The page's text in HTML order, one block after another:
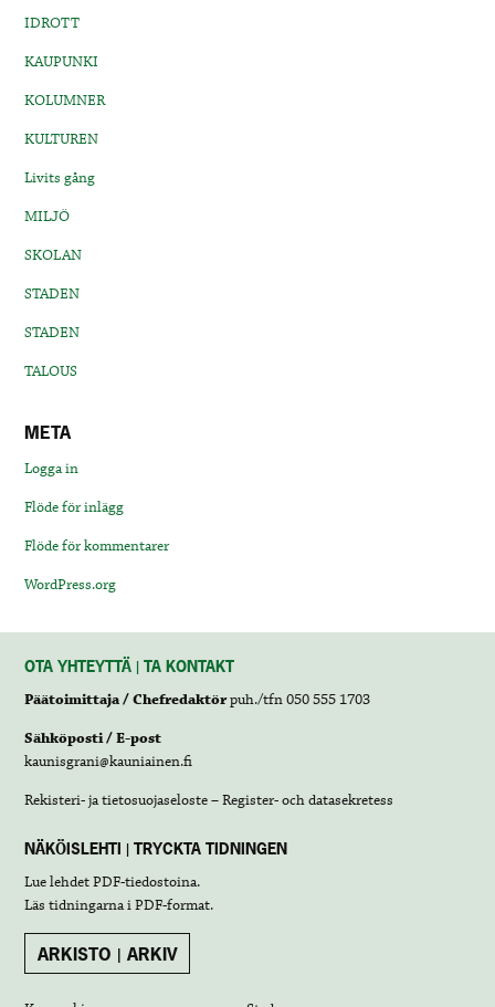
IDROTT
KAUPUNKI
KOLUMNER
KULTUREN
Livits gång
MILJÖ
SKOLAN
STADEN
STADEN
TALOUS
META
Logga in
Flöde för inlägg
Flöde för kommentarer
WordPress.org
OTA YHTEYTTÄ | TA KONTAKT
Päätoimittaja / Chefredaktörpuh./tfn 050 555 1703
Sähköposti / E-post
kaunisgrani@kauniainen.fi
Rekisteri- ja tietosuojaseloste – Register- och datasekretess
NÄKÖISLEHTI | TRYCKTA TIDNINGEN
Lue lehdetPDF-tiedostoina.
Läs tidningarna iPDF-format.
ARKISTO | ARKIV